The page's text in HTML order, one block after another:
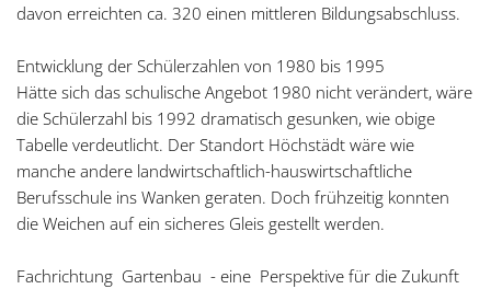
davon erreichten ca. 320 einen mittleren Bildungsabschluss.
Entwicklung der Schülerzahlen von 1980 bis 1995
Hätte sich das schulische Angebot 1980 nicht verändert, wäre
die Schülerzahl bis 1992 dramatisch gesunken, wie obige
Tabelle verdeutlicht. Der Standort Höchstädt wäre wie
manche andere landwirtschaftlich-hauswirtschaftliche
Berufsschule ins Wanken geraten. Doch frühzeitig konnten
die Weichen auf ein sicheres Gleis gestellt werden.
Fachrichtung Gartenbau - eine Perspektive für die Zukunft